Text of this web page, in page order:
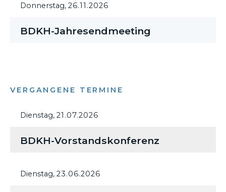
Donnerstag, 26.11.2026
BDKH-Jahresendmeeting
VERGANGENE TERMINE
Dienstag, 21.07.2026
BDKH-Vorstandskonferenz
Dienstag, 23.06.2026